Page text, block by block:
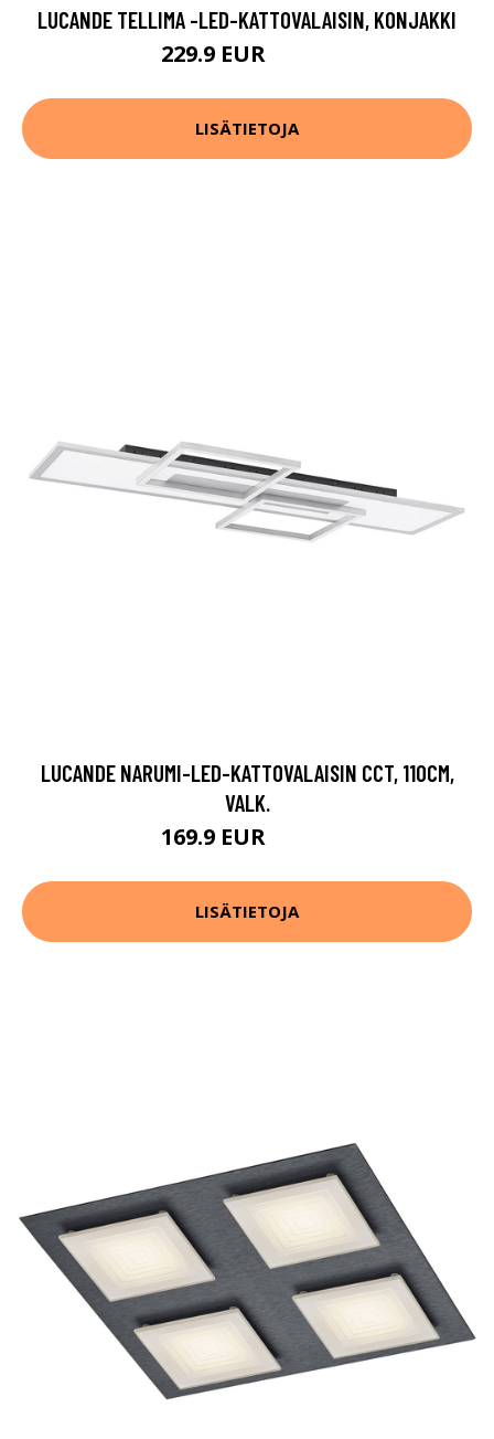
LUCANDE TELLIMA -LED-KATTOVALAISIN, KONJAKKI
229.9 EUR
LISÄTIETOJA
LUCANDE NARUMI-LED-KATTOVALAISIN CCT, 110CM,
VALK.
169.9 EUR
LISÄTIETOJA